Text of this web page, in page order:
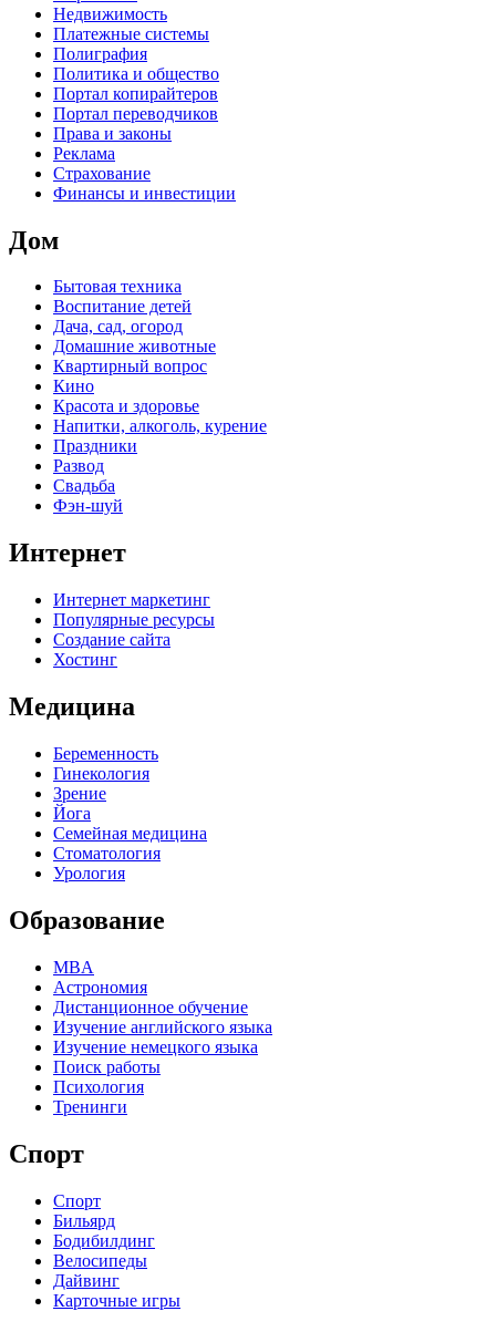
Недвижимость
Платежные системы
Полиграфия
Политика и общество
Портал копирайтеров
Портал переводчиков
Права и законы
Реклама
Страхование
Финансы и инвестиции
Дом
Бытовая техника
Воспитание детей
Дача, сад, огород
Домашние животные
Квартирный вопрос
Кино
Красота и здоровье
Напитки, алкоголь, курение
Праздники
Развод
Свадьба
Фэн-шуй
Интернет
Интернет маркетинг
Популярные ресурсы
Создание сайта
Хостинг
Медицина
Беременность
Гинекология
Зрение
Йога
Семейная медицина
Стоматология
Урология
Образование
MBA
Астрономия
Дистанционное обучение
Изучение английского языка
Изучение немецкого языка
Поиск работы
Психология
Тренинги
Спорт
Спорт
Бильярд
Бодибилдинг
Велосипеды
Дайвинг
Карточные игры